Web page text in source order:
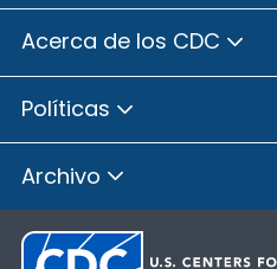
Acerca de los CDC
Políticas
Archivo